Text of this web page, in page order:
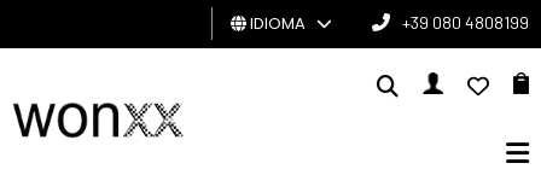
HOMBRE
IDIOMA +39 080 4808199